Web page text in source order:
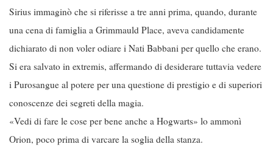
Sirius immaginò che si riferisse a tre anni prima, quando, durante
una cena di famiglia a Grimmauld Place, aveva candidamente
dichiarato di non voler odiare i Nati Babbani per quello che erano.
Si era salvato in extremis, affermando di desiderare tuttavia vedere
i Purosangue al potere per una questione di prestigio e di superiori
conoscenze dei segreti della magia.
«Vedi di fare le cose per bene anche a Hogwarts» lo ammonì
Orion, poco prima di varcare la soglia della stanza.